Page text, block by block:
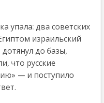
упала: два советских
израильский
до базы,
что русские
— и поступило